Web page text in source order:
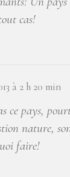
cas!
à 2 h 20 min
ce pays,
nature,
faire!